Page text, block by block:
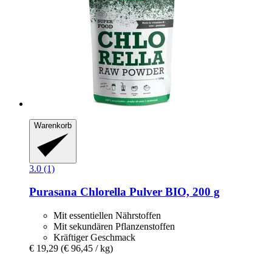
Warenkorb
3.0 (1)
Purasana Chlorella Pulver BIO, 200 g
Mit essentiellen Nährstoffen
Mit sekundären Pflanzenstoffen
Kräftiger Geschmack
€ 19,29 (€ 96,45 / kg)